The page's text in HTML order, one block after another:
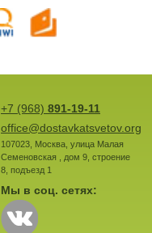
+7 (968) 891-19-11
office@dostavkatsvetov.org
107023, Москва, улица Малая
Семеновская , дом 9, строение
8, подъезд 1
Мы в соц. сетях: